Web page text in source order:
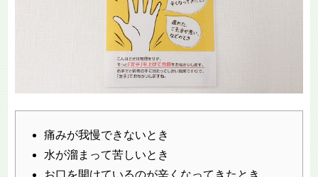
痛みが我慢できないとき
水が溜まって苦しいとき
お口を開けているのが辛くなってきたとき